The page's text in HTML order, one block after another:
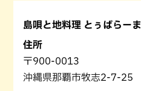
島唄と地料理 とぅばらーま
住所
〒900-0013
沖縄県那覇市牧志2-7-25